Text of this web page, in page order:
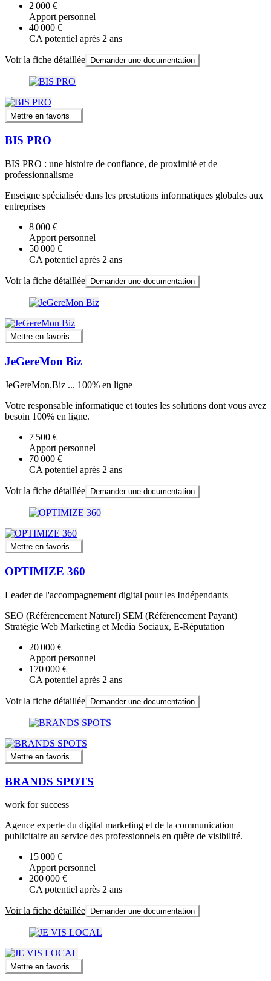
2 000 €
Apport personnel
40 000 €
CA potentiel après 2 ans
Voir la fiche détaillée Demander une documentation
Mettre en favoris
BIS PRO
BIS PRO : une histoire de confiance, de proximité et de
professionnalisme
Enseigne spécialisée dans les prestations informatiques globales aux
entreprises
8 000 €
Apport personnel
50 000 €
CA potentiel après 2 ans
Voir la fiche détaillée Demander une documentation
Mettre en favoris
JeGereMon Biz
JeGereMon.Biz ... 100% en ligne
Votre responsable informatique et toutes les solutions dont vous avez
besoin 100% en ligne.
7 500 €
Apport personnel
70 000 €
CA potentiel après 2 ans
Voir la fiche détaillée Demander une documentation
Mettre en favoris
OPTIMIZE 360
Leader de l'accompagnement digital pour les Indépendants
SEO (Référencement Naturel) SEM (Référencement Payant)
Stratégie Web Marketing et Media Sociaux, E-Réputation
20 000 €
Apport personnel
170 000 €
CA potentiel après 2 ans
Voir la fiche détaillée Demander une documentation
Mettre en favoris
BRANDS SPOTS
work for success
Agence experte du digital marketing et de la communication
publicitaire au service des professionnels en quête de visibilité.
15 000 €
Apport personnel
200 000 €
CA potentiel après 2 ans
Voir la fiche détaillée Demander une documentation
Mettre en favoris